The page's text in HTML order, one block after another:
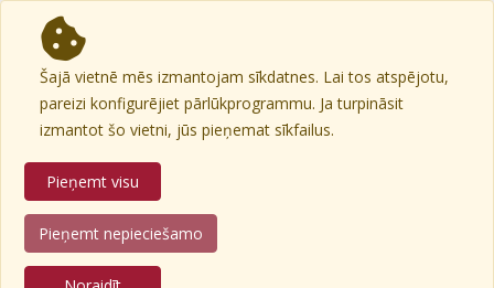
Šajā vietnē mēs izmantojam sīkdatnes. Lai tos atspējotu,
pareizi konfigurējiet pārlūkprogrammu. Ja turpināsit
izmantot šo vietni, jūs pieņemat sīkfailus.
Pieņemt visu
Pieņemt nepieciešamo